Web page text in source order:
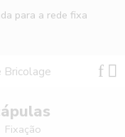
para a rede fixa
Fixação